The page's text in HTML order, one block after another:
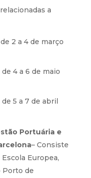
a
2 a 4 de março
4 a 6 de maio
5 a 7 de abril
Portuária e
– Consiste
Europea,
Porto de